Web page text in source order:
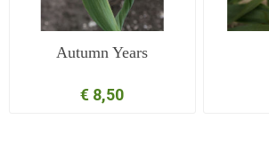
Autumn Years
€ 8,50